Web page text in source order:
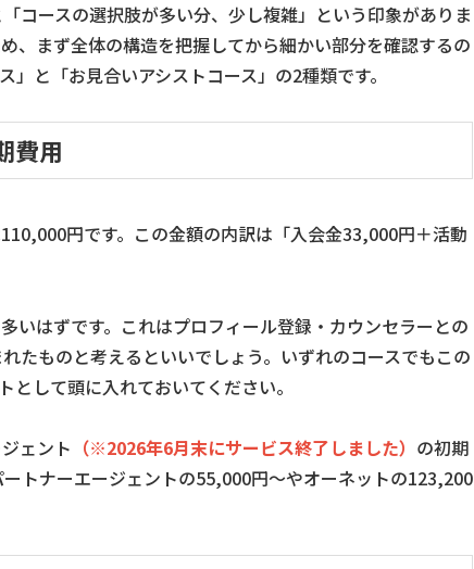
コースの選択肢が多い分、少し複雑」という印象がありま
、まず全体の構造を把握してから細かい部分を確認するの
と「お見合いアシストコース」の2種類です。
費用
円です。この金額の内訳は「入会金33,000円＋活動
いはずです。これはプロフィール登録・カウンセラーとの
たものと考えるといいでしょう。いずれのコースでもこの
して頭に入れておいてください。
ェント （※2026年6月末にサービス終了しました） の初期
トナーエージェントの55,000円〜やオーネットの123,200